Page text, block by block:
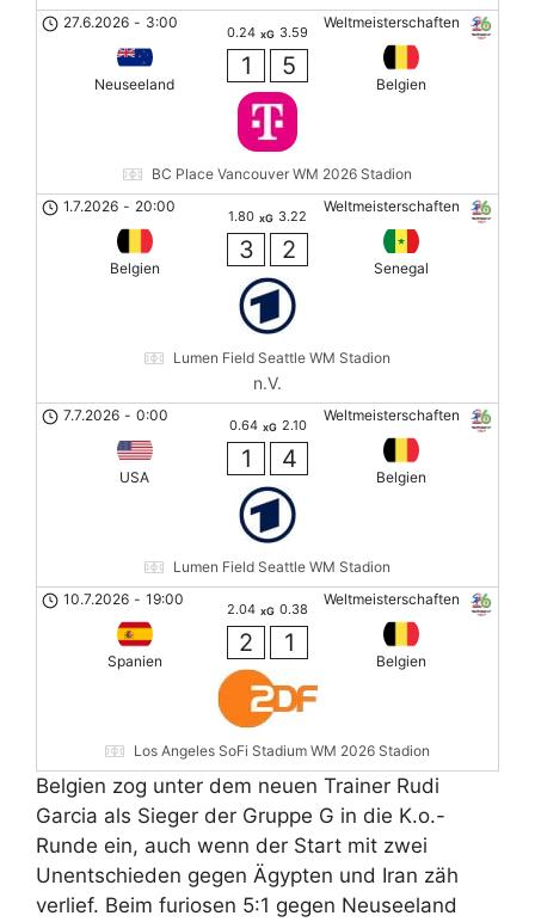
Weltmeisterschaften
27.6.2026 - 3:00
Neuseeland
0.24 xG 3.59
1 5
Belgien
BC Place Vancouver WM 2026 Stadion
Weltmeisterschaften
1.7.2026 - 20:00
Belgien
1.80 xG 3.22
3 2
Senegal
Lumen Field Seattle WM Stadion
n.V.
Weltmeisterschaften
7.7.2026 - 0:00
USA
0.64 xG 2.10
1 4
Belgien
Lumen Field Seattle WM Stadion
Weltmeisterschaften
10.7.2026 - 19:00
Spanien
2.04 xG 0.38
2 1
Belgien
Los Angeles SoFi Stadium WM 2026 Stadion
Belgien zog unter dem neuen Trainer Rudi
Garcia als Sieger der Gruppe G in die K.o.-
Runde ein, auch wenn der Start mit zwei
Unentschieden gegen Ägypten und Iran zäh
verlief. Beim furiosen 5:1 gegen Neuseeland